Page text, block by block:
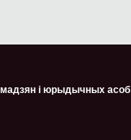
і юрыдычных асоб